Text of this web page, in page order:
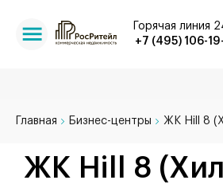
+7 (495) 106-
Горячая линия
Главная Бизнес-центры ЖК Hill 8
ЖК Hill 8